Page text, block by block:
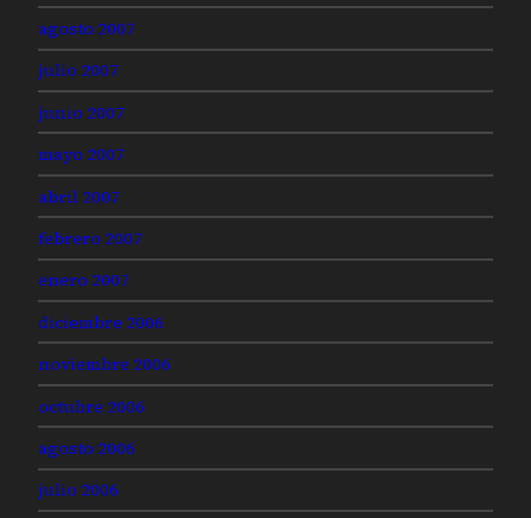
agosto 2007
julio 2007
junio 2007
mayo 2007
abril 2007
febrero 2007
enero 2007
diciembre 2006
noviembre 2006
octubre 2006
agosto 2006
julio 2006